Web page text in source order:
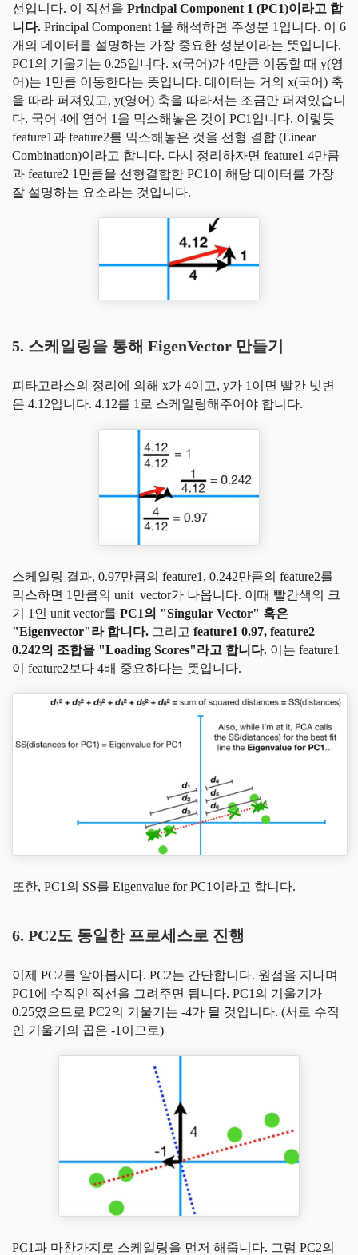
선입니다. 이 직선을 Principal Component 1 (PC1)이라고 합
니다. Principal Component 1을 해석하면 주성분 1입니다. 이 6
개의 데이터를 설명하는 가장 중요한 성분이라는 뜻입니다.
PC1의 기울기는 0.25입니다. x(국어)가 4만큼 이동할 때 y(영
어)는 1만큼 이동한다는 뜻입니다. 데이터는 거의 x(국어) 축
을 따라 퍼져있고, y(영어) 축을 따라서는 조금만 퍼져있습니
다. 국어 4에 영어 1을 믹스해놓은 것이 PC1입니다. 이렇듯
feature1과 feature2를 믹스해놓은 것을 선형 결합 (Linear
Combination)이라고 합니다. 다시 정리하자면 feature1 4만큼
과 feature2 1만큼을 선형결합한 PC1이 해당 데이터를 가장
잘 설명하는 요소라는 것입니다.
5. 스케일링을 통해 EigenVector 만들기
피타고라스의 정리에 의해 x가 4이고, y가 1이면 빨간 빗변
은 4.12입니다. 4.12를 1로 스케일링해주어야 합니다.
스케일링 결과, 0.97만큼의 feature1, 0.242만큼의 feature2를
믹스하면 1만큼의 unit vector가 나옵니다. 이때 빨간색의 크
기 1인 unit vector를 PC1의 "Singular Vector" 혹은
"Eigenvector"라 합니다. 그리고 feature1 0.97, feature2
0.242의 조합을 "Loading Scores"라고 합니다. 이는 feature1
이 feature2보다 4배 중요하다는 뜻입니다.
또한, PC1의 SS를 Eigenvalue for PC1이라고 합니다.
6. PC2도 동일한 프로세스로 진행
이제 PC2를 알아봅시다. PC2는 간단합니다. 원점을 지나며
PC1에 수직인 직선을 그려주면 됩니다. PC1의 기울기가
0.25였으므로 PC2의 기울기는 -4가 될 것입니다. (서로 수직
인 기울기의 곱은 -1이므로)
PC1과 마찬가지로 스케일링을 먼저 해줍니다. 그럼 PC2의